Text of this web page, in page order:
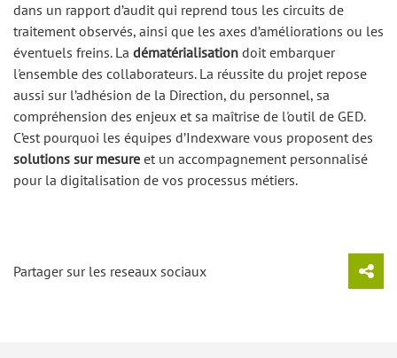
dans un rapport d’audit qui reprend tous les circuits de
traitement observés, ainsi que les axes d’améliorations ou les
éventuels freins. La dématérialisation doit embarquer
l'ensemble des collaborateurs. La réussite du projet repose
aussi sur l’adhésion de la Direction, du personnel, sa
compréhension des enjeux et sa maîtrise de l'outil de GED.
C’est pourquoi les équipes d’Indexware vous proposent des
solutions sur mesure et un accompagnement personnalisé
pour la digitalisation de vos processus métiers.
Partager sur les reseaux sociaux